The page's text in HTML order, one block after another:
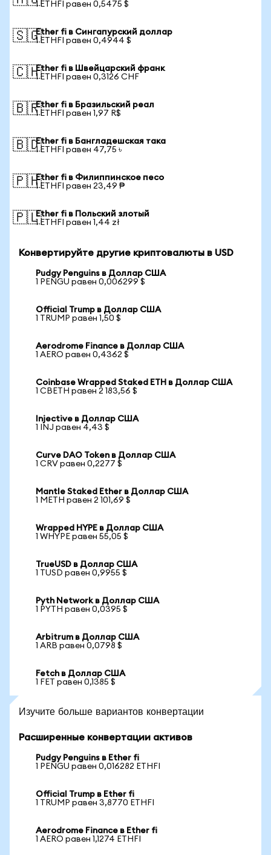
1 ETHFI равен 0,5475 $
🇸🇬Ether fi в Сингапурский доллар
1 ETHFI равен 0,4944 $
🇨🇭Ether fi в Швейцарский франк
1 ETHFI равен 0,3126 CHF
🇧🇷Ether fi в Бразильский реал
1 ETHFI равен 1,97 R$
🇧🇩Ether fi в Бангладешская така
1 ETHFI равен 47,75 ৳
🇵🇭Ether fi в Филиппинское песо
1 ETHFI равен 23,49 ₱
🇵🇱Ether fi в Польский злотый
1 ETHFI равен 1,44 zł
Конвертируйте другие криптовалюты в USD
Pudgy Penguins в Доллар США
1 PENGU равен 0,006299 $
Official Trump в Доллар США
1 TRUMP равен 1,50 $
Aerodrome Finance в Доллар США
1 AERO равен 0,4362 $
Coinbase Wrapped Staked ETH в Доллар США
1 CBETH равен 2 183,56 $
Injective в Доллар США
1 INJ равен 4,43 $
Curve DAO Token в Доллар США
1 CRV равен 0,2277 $
Mantle Staked Ether в Доллар США
1 METH равен 2 101,69 $
Wrapped HYPE в Доллар США
1 WHYPE равен 55,05 $
TrueUSD в Доллар США
1 TUSD равен 0,9955 $
Pyth Network в Доллар США
1 PYTH равен 0,0395 $
Arbitrum в Доллар США
1 ARB равен 0,0798 $
Fetch в Доллар США
1 FET равен 0,1385 $
Изучите больше вариантов конвертации
Расширенные конвертации активов
Pudgy Penguins в Ether fi
1 PENGU равен 0,016282 ETHFI
Official Trump в Ether fi
1 TRUMP равен 3,8770 ETHFI
Aerodrome Finance в Ether fi
1 AERO равен 1,1274 ETHFI